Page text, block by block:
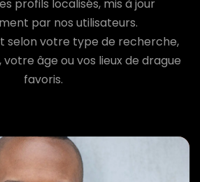
profils localisés, mis à jour
par nos utilisateurs.
selon votre type de recherche,
âge ou vos lieux de drague
favoris.